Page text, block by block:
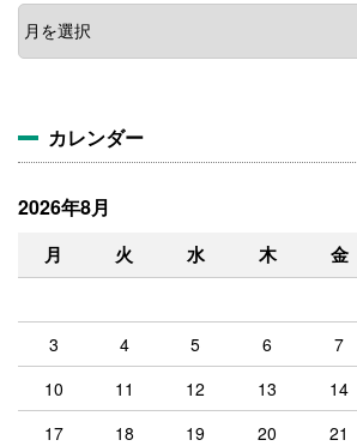
ア
ー
カ
カレンダー
2026年8月
月 火 水 木 金
3
4 5 6 7
10
11 12 13 14
17
18 19 20 21